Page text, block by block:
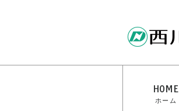
HOME
ホーム